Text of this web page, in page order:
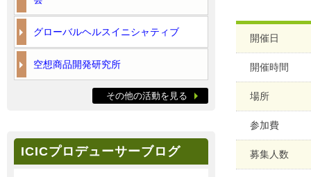
開催日
開催時間
場所
参加費
募集人数
グローバルヘルスイニシャティブ
空想商品開発研究所
その他の活動を見る
ICICプロデューサーブログ